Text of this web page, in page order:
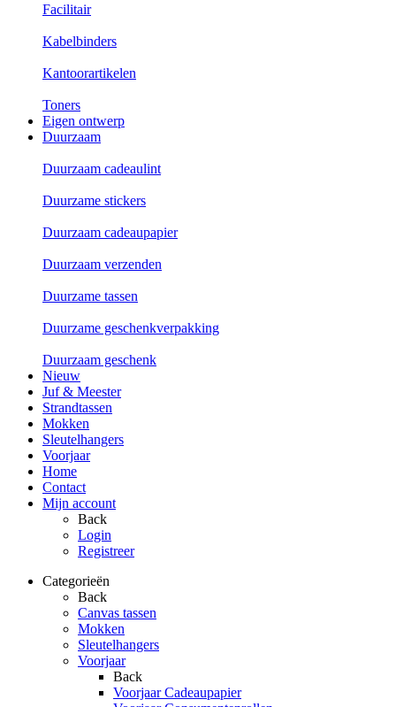
Facilitair
Kabelbinders
Kantoorartikelen
Toners
Eigen ontwerp
Duurzaam
Duurzaam cadeaulint
Duurzame stickers
Duurzaam cadeaupapier
Duurzaam verzenden
Duurzame tassen
Duurzame geschenkverpakking
Duurzaam geschenk
Nieuw
Juf & Meester
Strandtassen
Mokken
Sleutelhangers
Voorjaar
Home
Contact
Mijn account
Back
Login
Registreer
Categorieën
Back
Canvas tassen
Mokken
Sleutelhangers
Voorjaar
Back
Voorjaar Cadeaupapier